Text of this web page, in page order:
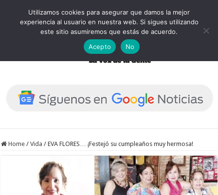
Home / Vida / EVA FLORES… ¡Festejó su cumpleaños muy hermosa!
Utilizamos cookies para asegurar que damos la mejor
experiencia al usuario en nuestra web. Si sigues utilizando
este sitio asumiremos que estás de acuerdo.
Acepto
No